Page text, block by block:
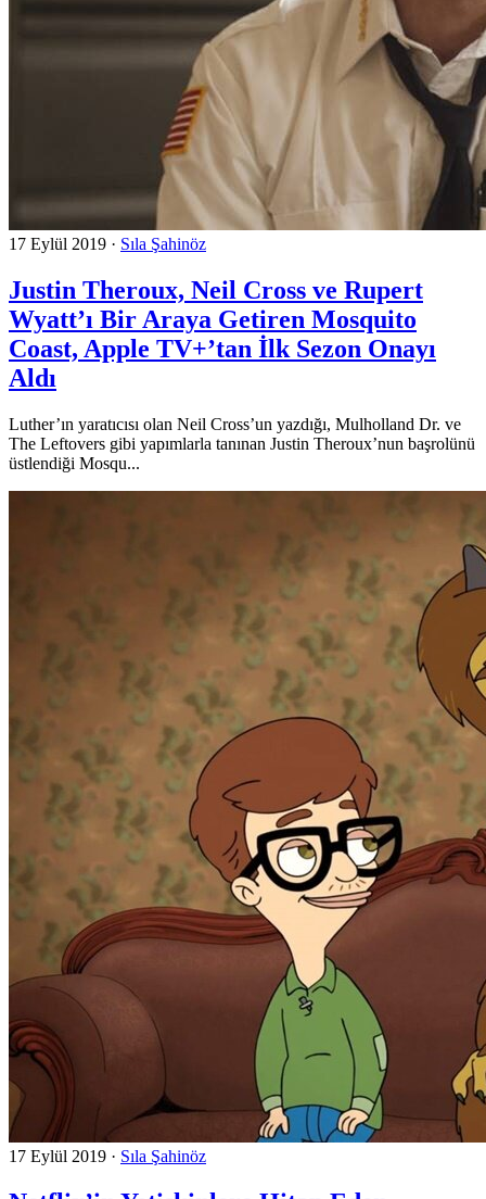
17 Eylül 2019 · Sıla Şahinöz
Justin Theroux, Neil Cross ve Rupert
Wyatt’ı Bir Araya Getiren Mosquito
Coast, Apple TV+’tan İlk Sezon Onayı
Aldı
Luther’ın yaratıcısı olan Neil Cross’un yazdığı, Mulholland Dr. ve
The Leftovers gibi yapımlarla tanınan Justin Theroux’nun başrolünü
üstlendiği Mosqu...
17 Eylül 2019 · Sıla Şahinöz